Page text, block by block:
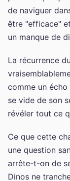
de naviguer
être "efficace"
un manque de
La récurrence
comme un
se vide de son
révéler tout ce
Ce que cette
une question
arrête-t-on de
Dinos ne